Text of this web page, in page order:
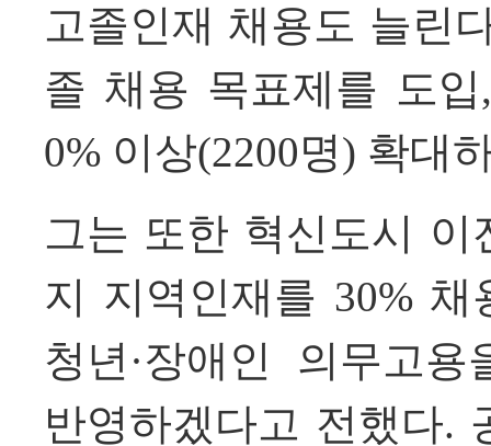
고졸인재 채용도 늘린
졸 채용 목표제를 도
0% 이상(2200명) 확대
그는 또한 혁신도시 이
지 지역인재를 30%
청년·장애인 의무고
반영하겠다고 전했다.